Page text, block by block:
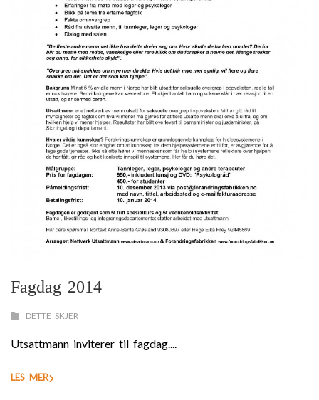
Fagdag 2014
DETTE SKJER
Utsattmann inviterer til fagdag....
LES MER